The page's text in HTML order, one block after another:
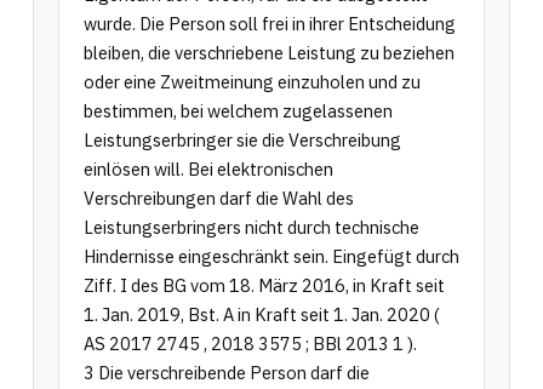
wurde. Die Person soll frei in ihrer Entscheidung
bleiben, die verschriebene Leistung zu beziehen
oder eine Zweitmeinung einzuholen und zu
bestimmen, bei welchem zugelassenen
Leistungserbringer sie die Verschreibung
einlösen will. Bei elektronischen
Verschreibungen darf die Wahl des
Leistungserbringers nicht durch technische
Hindernisse eingeschränkt sein. Eingefügt durch
Ziff. I des BG vom 18. März 2016, in Kraft seit
1. Jan. 2019, Bst. A in Kraft seit 1. Jan. 2020 (
AS 2017 2745 , 2018 3575 ; BBl 2013 1 ).
3 Die verschreibende Person darf die